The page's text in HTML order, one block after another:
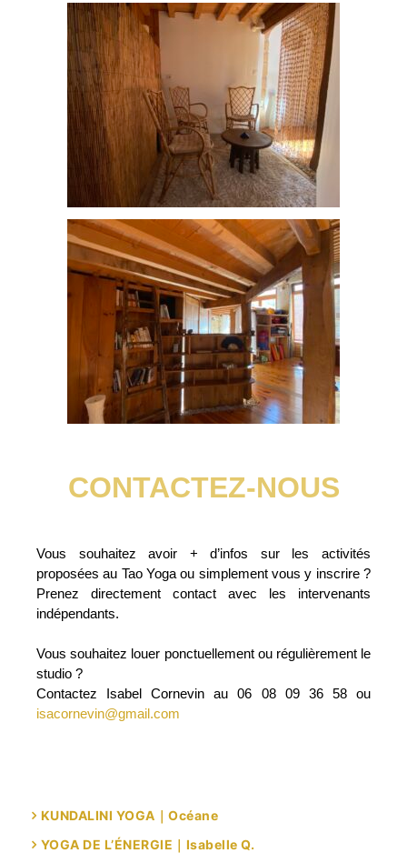
CONTACTEZ-NOUS
Vous souhaitez avoir + d’infos sur les activités
proposées au Tao Yoga ou simplement vous y inscrire ?
Prenez directement contact avec les intervenants
indépendants.
Vous souhaitez louer ponctuellement ou régulièrement le
studio ?
Contactez Isabel Cornevin au 06 08 09 36 58 ou
isacornevin@gmail.com
KUNDALINI YOGA｜Océane
YOGA DE L’ÉNERGIE｜Isabelle Q.